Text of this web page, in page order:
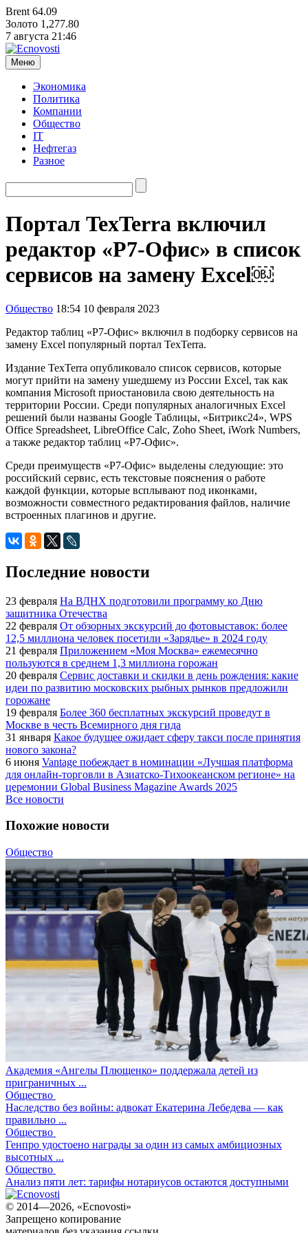
Brent 64.09
Золото 1,277.80
7 августа 21:46
Меню
Экономика
Политика
Компании
Общество
IT
Нефтегаз
Разное
Портал TexTerra включил
редактор «Р7-Офис» в список
сервисов на замену Excel￼
Общество 18:54 10 февраля 2023
Редактор таблиц «Р7-Офис» включил в подборку сервисов на
замену Excel популярный портал TexTerra.
Издание TexTerra опубликовало список сервисов, которые
могут прийти на замену ушедшему из России Excel, так как
компания Microsoft приостановила свою деятельность на
территории России. Среди популярных аналогичных Excel
решений были названы Google Таблицы, «Битрикс24», WPS
Office Spreadsheet, LibreOffice Calc, Zoho Sheet, iWork Numbers,
а также редактор таблиц «Р7-Офис».
Среди преимуществ «Р7-Офис» выделены следующие: это
российский сервис, есть текстовые пояснения о работе
каждой функции, которые всплывают под иконками,
возможности совместного редактирования файлов, наличие
встроенных плагинов и другие.
Последние новости
23 февраля На ВДНХ подготовили программу ко Дню
защитника Отечества
22 февраля От обзорных экскурсий до фотовыставок: более
12,5 миллиона человек посетили «Зарядье» в 2024 году
21 февраля Приложением «Моя Москва» ежемесячно
пользуются в среднем 1,3 миллиона горожан
20 февраля Сервис доставки и скидки в день рождения: какие
идеи по развитию московских рыбных рынков предложили
горожане
19 февраля Более 360 бесплатных экскурсий проведут в
Москве в честь Всемирного дня гида
31 января Какое будущее ожидает сферу такси после принятия
нового закона?
6 июня Vantage побеждает в номинации «Лучшая платформа
для онлайн-торговли в Азиатско-Тихоокеанском регионе» на
церемонии Global Business Magazine Awards 2025
Все новости
Похожие новости
Общество
Академия «Ангелы Плющенко» поддержала детей из
приграничных ...
Общество
Наследство без войны: адвокат Екатерина Лебедева — как
правильно ...
Общество
Генпро удостоено награды за один из самых амбициозных
высотных ...
Общество
Анализ пяти лет: тарифы нотариусов остаются доступными
© 2014—2026, «Ecnovosti»
Запрещено копирование